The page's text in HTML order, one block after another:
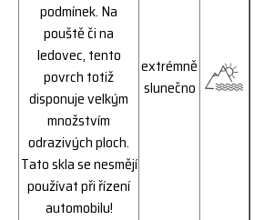
podmínek. Na
pouště či na
ledovec, tento
povrch totiž
disponuje velkým
množstvím
odrazivých ploch.
Tato skla se nesmějí
používat při řízení
automobilu!
extrémně
slunečno